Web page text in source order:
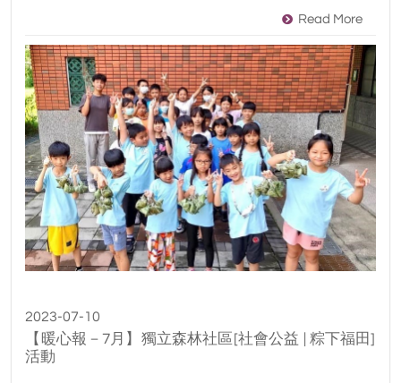
Read More
2023-07-10
【暖心報－7月】獨立森林社區[社會公益 | 粽下福田]
活動